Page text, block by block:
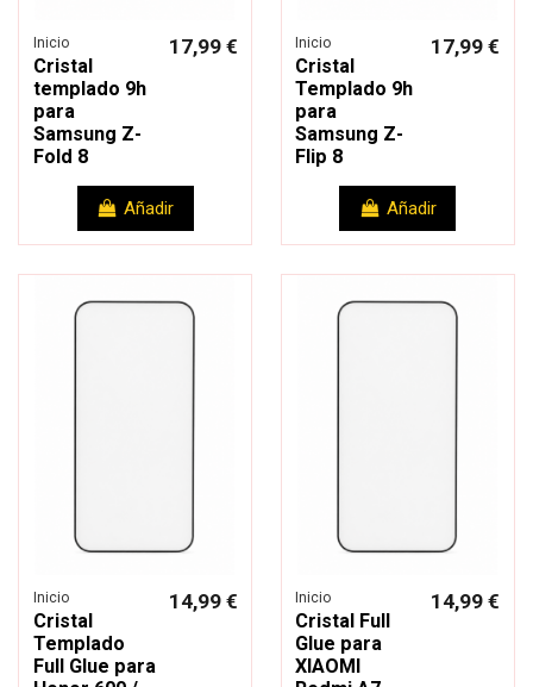
Inicio
Cristal
templado 9h
para
Samsung Z-
Fold 8
17,99 €
Añadir
Inicio
Cristal
Templado 9h
para
Samsung Z-
Flip 8
17,99 €
Añadir
Inicio
Cristal
Templado
Full Glue para
14,99 € Inicio
Cristal Full
Glue para
XIAOMI
14,99 €